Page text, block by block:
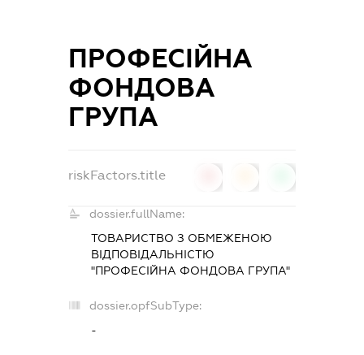
ПРОФЕСІЙНА
ФОНДОВА
ГРУПА
riskFactors.title
dossier.fullName:
ТОВАРИСТВО З ОБМЕЖЕНОЮ
ВІДПОВІДАЛЬНІСТЮ
"ПРОФЕСІЙНА ФОНДОВА ГРУПА"
dossier.opfSubType:
-